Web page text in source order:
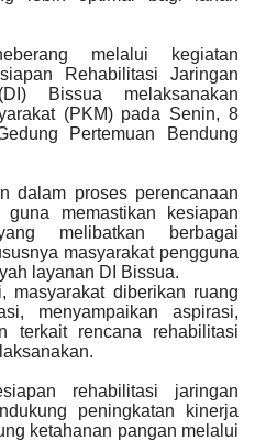
melalui kegiatan
Rehabilitasi Jaringan
Bissua melaksanakan
(PKM) pada Senin, 8
Pertemuan Bendung
dalam proses perencanaan
memastikan kesiapan
melibatkan berbagai
masyarakat pengguna
layanan DI Bissua.
masyarakat diberikan ruang
menyampaikan aspirasi,
terkait rencana rehabilitasi
rehabilitasi jaringan
peningkatan kinerja
ketahanan pangan melalui